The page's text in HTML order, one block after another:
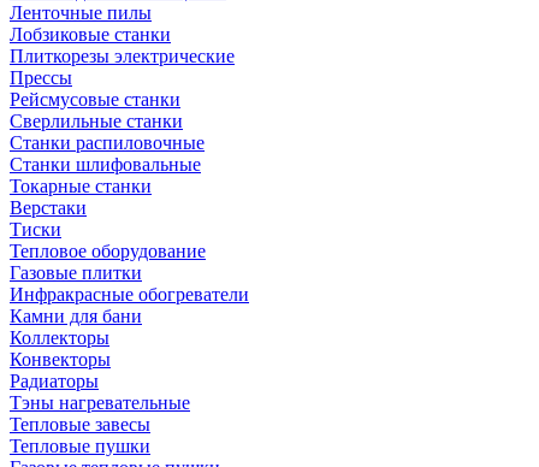
Ленточные пилы
Лобзиковые станки
Плиткорезы электрические
Прессы
Рейсмусовые станки
Сверлильные станки
Станки распиловочные
Станки шлифовальные
Токарные станки
Верстаки
Тиски
Тепловое оборудование
Газовые плитки
Инфракрасные обогреватели
Камни для бани
Коллекторы
Конвекторы
Радиаторы
Тэны нагревательные
Тепловые завесы
Тепловые пушки